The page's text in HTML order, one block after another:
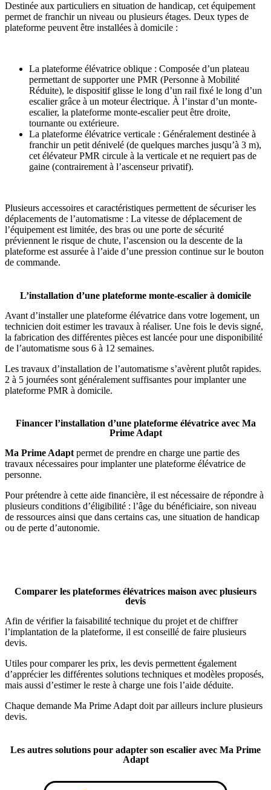
Destinée aux particuliers en situation de handicap, cet équipement
permet de franchir un niveau ou plusieurs étages. Deux types de
plateforme peuvent être installées à domicile :
La plateforme élévatrice oblique : Composée d’un plateau
permettant de supporter une PMR (Personne à Mobilité
Réduite), le dispositif glisse le long d’un rail fixé le long d’un
escalier grâce à un moteur électrique. À l’instar d’un monte-
escalier, la plateforme monte-escalier peut être droite,
tournante ou extérieure.
La plateforme élévatrice verticale : Généralement destinée à
franchir un petit dénivelé (de quelques marches jusqu’à 3 m),
cet élévateur PMR circule à la verticale et ne requiert pas de
gaine (contrairement à l’ascenseur privatif).
Plusieurs accessoires et caractéristiques permettent de sécuriser les
déplacements de l’automatisme : La vitesse de déplacement de
l’équipement est limitée, des bras ou une porte de sécurité
préviennent le risque de chute, l’ascension ou la descente de la
plateforme est assurée à l’aide d’une pression continue sur le bouton
de commande.
L’installation d’une plateforme monte-escalier à domicile
Avant d’installer une plateforme élévatrice dans votre logement, un
technicien doit estimer les travaux à réaliser. Une fois le devis signé,
la fabrication des différentes pièces est lancée pour une disponibilité
de l’automatisme sous 6 à 12 semaines.
Les travaux d’installation de l’automatisme s’avèrent plutôt rapides.
2 à 5 journées sont généralement suffisantes pour implanter une
plateforme PMR à domicile.
Financer l’installation d’une plateforme élévatrice avec Ma
Prime Adapt
Ma Prime Adaptpermet de prendre en charge une partie des
travaux nécessaires pour implanter une plateforme élévatrice de
personne.
Pour prétendre à cette aide financière, il est nécessaire de répondre à
plusieurs conditions d’éligibilité : l’âge du bénéficiaire, son niveau
de ressources ainsi que dans certains cas, une situation de handicap
ou de perte d’autonomie.
Comparer les plateformes élévatrices maison avec plusieurs
devis
Afin de vérifier la faisabilité technique du projet et de chiffrer
l’implantation de la plateforme, il est conseillé de faire plusieurs
devis.
Utiles pour comparer les prix, les devis permettent également
d’apprécier les différentes solutions techniques et modèles proposés,
mais aussi d’estimer le reste à charge une fois l’aide déduite.
Chaque demande Ma Prime Adapt doit par ailleurs inclure plusieurs
devis.
Les autres solutions pour adapter son escalier avec Ma Prime
Adapt